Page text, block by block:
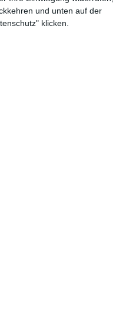
und unten auf der
klicken.
eine sehr emotionale
anzuschauen und unsere